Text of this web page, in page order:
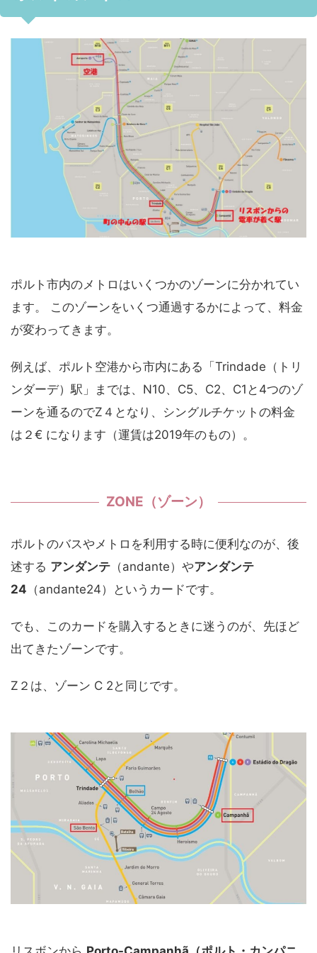
ポルト市内のメトロはいくつかのゾーンに分かれてい
ます。 このゾーンをいくつ通過するかによって、料金
が変わってきます。
例えば、ポルト空港から市内にある「Trindade（トリ
ンダーデ）駅」までは、N10、C5、C2、C1と4つのゾ
ーンを通るのでZ４となり、シングルチケットの料金
は２€ になります（運賃は2019年のもの）。
ZONE（ゾーン）
ポルトのバスやメトロを利用する時に便利なのが、後
述する アンダンテ （andante）やアンダンテ
24 （andante24）というカードです。
でも、このカードを購入するときに迷うのが、先ほど
出てきたゾーンです。
Z２は、ゾーン C 2と同じです。